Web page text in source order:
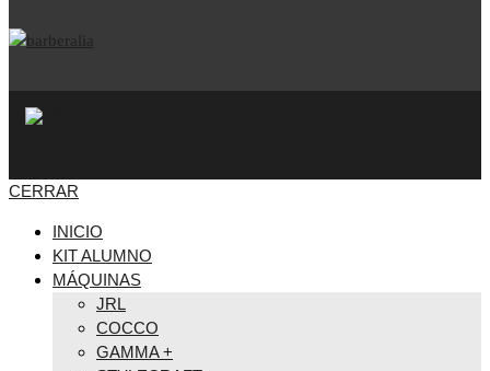
CERRAR
INICIO
KIT ALUMNO
MÁQUINAS
JRL
COCCO
GAMMA +